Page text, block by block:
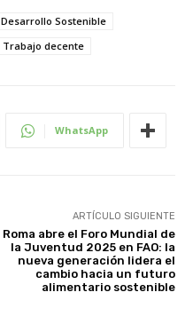
Desarrollo Sostenible
Trabajo decente
WhatsApp
ARTÍCULO SIGUIENTE
Roma abre el Foro Mundial de
la Juventud 2025 en FAO: la
nueva generación lidera el
cambio hacia un futuro
alimentario sostenible